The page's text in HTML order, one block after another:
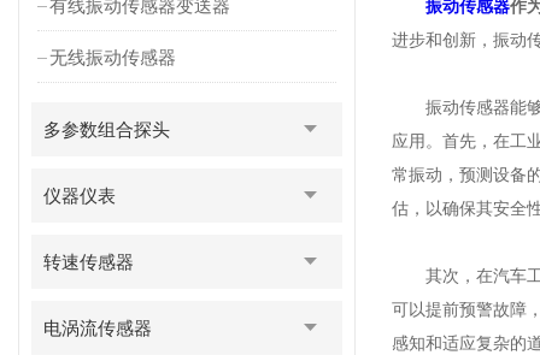
有线振动传感器变送器
无线振动传感器
多参数组合探头
仪器仪表
转速传感器
电涡流传感器
振动传感器作
进步和创新，振动
振动传感器能够
应用。首先，在工
常振动，预测设备
估，以确保其安全
其次，在汽车工
可以提前预警故障
感知和适应复杂的